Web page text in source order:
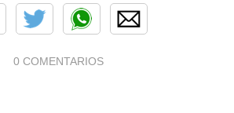
0 COMENTARIOS